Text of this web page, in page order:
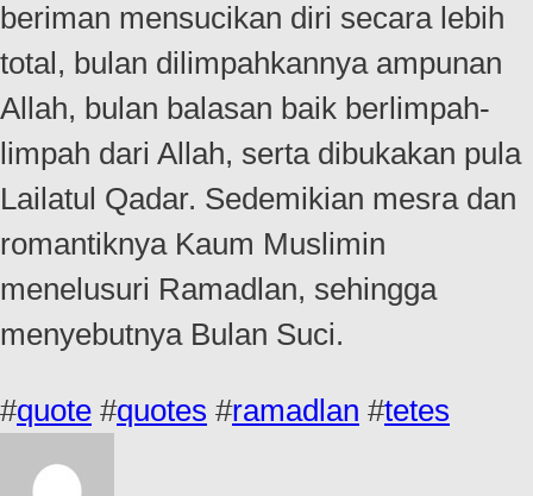
beriman mensucikan diri secara lebih
total, bulan dilimpahkannya ampunan
Allah, bulan balasan baik berlimpah-
limpah dari Allah, serta dibukakan pula
Lailatul Qadar. Sedemikian mesra dan
romantiknya Kaum Muslimin
menelusuri Ramadlan, sehingga
menyebutnya Bulan Suci.
#quote #quotes #ramadlan #tetes